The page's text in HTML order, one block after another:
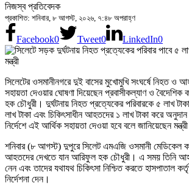
নিজস্ব প্রতিবেদক
প্রকাশিত: শনিবার, ৮ আগস্ট, ২০২৬, ৭:৪৮ অপরাহ্ণ
Facebook0 Tweet0 LinkedIn0
সিলেটের ওসমানীনগরে দুই বাসের মুখোমুখি সংঘর্ষে নিহত ও
সহায়তা দেওয়ার ঘোষণা দিয়েছেন প্রবাসীকল্যাণ ও বৈদেশিক
হক চৌধুরী। দুর্ঘটনায় নিহত প্রত্যেকের পরিবারকে ৫ লাখ
লাখ টাকা এবং চিকিৎসাধীন আহতদের ১ লাখ টাকা করে অনুদান
নির্দেশে এই আর্থিক সহায়তা দেওয়া হবে বলে জানিয়েছেন
শনিবার (৮ আগস্ট) দুপুরে সিলেট এমএজি ওসমানী মেডিকেল
আহতদের দেখতে যান আরিফুল হক চৌধুরী। এ সময় তিনি
নেন এবং তাদের যথাযথ চিকিৎসা নিশ্চিত করতে হাসপাতাল
নির্দেশনা দেন।